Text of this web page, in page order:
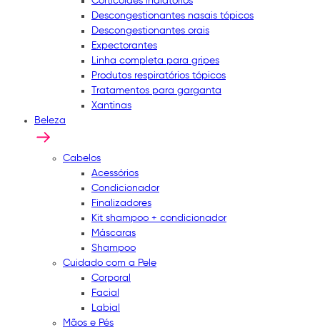
Descongestionantes nasais tópicos
Descongestionantes orais
Expectorantes
Linha completa para gripes
Produtos respiratórios tópicos
Tratamentos para garganta
Xantinas
Beleza
Cabelos
Acessórios
Condicionador
Finalizadores
Kit shampoo + condicionador
Máscaras
Shampoo
Cuidado com a Pele
Corporal
Facial
Labial
Mãos e Pés